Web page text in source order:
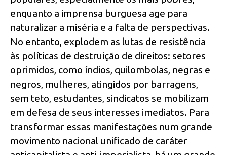
enquanto a imprensa burguesa age para
naturalizar a miséria e a falta de perspectivas.
No entanto, explodem as lutas de resistência
às políticas de destruição de direitos: setores
oprimidos, como índios, quilombolas, negras e
negros, mulheres, atingidos por barragens,
sem teto, estudantes, sindicatos se mobilizam
em defesa de seus interesses imediatos. Para
transformar essas manifestações num grande
movimento nacional unificado de caráter